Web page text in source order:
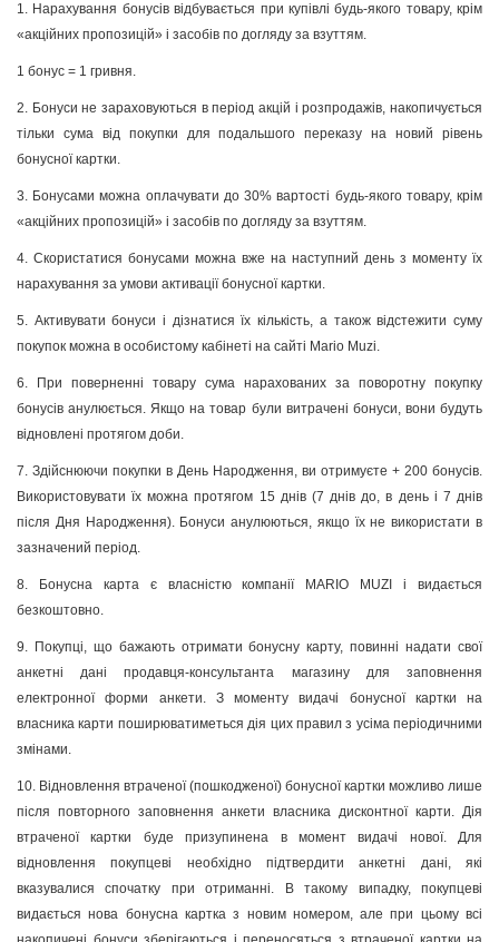
1. Нарахування бонусів відбувається при купівлі будь-якого товару, крім
«акційних пропозицій» і засобів по догляду за взуттям.
1 бонус = 1 гривня.
2. Бонуси не зараховуються в період акцій і розпродажів, накопичується
тільки сума від покупки для подальшого переказу на новий рівень
бонусної картки.
3. Бонусами можна оплачувати до 30% вартості будь-якого товару, крім
«акційних пропозицій» і засобів по догляду за взуттям.
4. Скористатися бонусами можна вже на наступний день з моменту їх
нарахування за умови активації бонусної картки.
5. Активувати бонуси і дізнатися їх кількість, а також відстежити суму
покупок можна в особистому кабінеті на сайті Mario Muzi.
6. При поверненні товару сума нарахованих за поворотну покупку
бонусів анулюється. Якщо на товар були витрачені бонуси, вони будуть
відновлені протягом доби.
7. Здійснюючи покупки в День Народження, ви отримуєте + 200 бонусів.
Використовувати їх можна протягом 15 днів (7 днів до, в день і 7 днів
після Дня Народження). Бонуси анулюються, якщо їх не використати в
зазначений період.
8. Бонусна карта є власністю компанії MARIO MUZI і видається
безкоштовно.
9. Покупці, що бажають отримати бонусну карту, повинні надати свої
анкетні дані продавця-консультанта магазину для заповнення
електронної форми анкети. З моменту видачі бонусної картки на
власника карти поширюватиметься дія цих правил з усіма періодичними
змінами.
10. Відновлення втраченої (пошкодженої) бонусної картки можливо лише
після повторного заповнення анкети власника дисконтної карти. Дія
втраченої картки буде призупинена в момент видачі нової. Для
відновлення покупцеві необхідно підтвердити анкетні дані, які
вказувалися спочатку при отриманні. В такому випадку, покупцеві
видається нова бонусна картка з новим номером, але при цьому всі